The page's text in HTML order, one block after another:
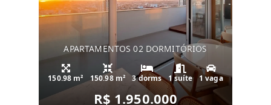
APARTAMENTOS 02 DORMITÓRIOS
150.98 m² 150.98 m² 3 dorms 1 suíte 1 vaga
R$ 1.950.000